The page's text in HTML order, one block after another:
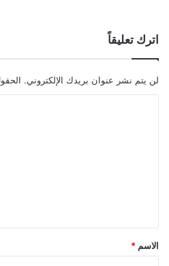
اترك تعليقاً
لن يتم نشر عنوان بريدك الإلكتروني.
ق
*
الاسم *